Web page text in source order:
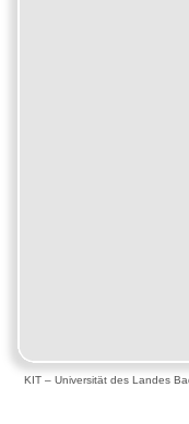
KIT – Universität des Landes